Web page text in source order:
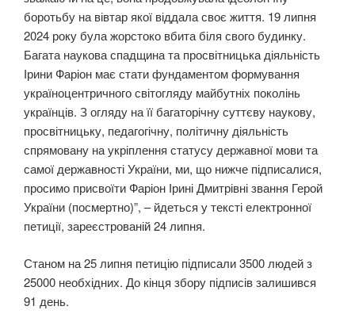
боротьбу на вівтар якої віддала своє життя. 19 липня
2024 року була жорстоко вбита біля свого будинку.
Багата наукова спадщина та просвітницька діяльність
Ірини Фаріон має стати фундаментом формування
україноцентричного світогляду майбутніх поколінь
українців. З огляду на її багаторічну суттєву наукову,
просвітницьку, педагогічну, політичну діяльність
спрямовану на укріплення статусу державної мови та
самої державності України, ми, що нижче підписалися,
просимо присвоїти Фаріон Ірині Дмитрівні звання Герой
України (посмертно)”, – йдеться у тексті електронної
петиції, зареєстрованій 24 липня.
Станом на 25 липня петицію підписали 3500 людей з
25000 необхідних. До кінця збору підписів залишився
91 день.